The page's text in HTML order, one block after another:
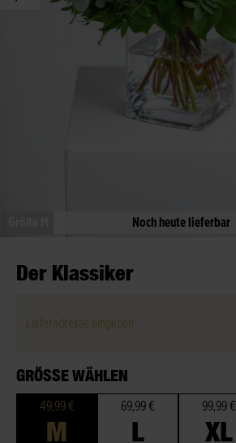
Noch heute lieferbar
Der Klassiker
Lieferadresse eingeben
GRÖSSE WÄHLEN
49,99 €
M
69,99 €
L
99,99 €
XL